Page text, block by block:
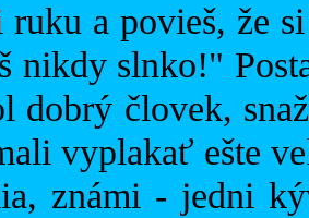
ruku a povieš, že
nikdy slnko!"
dobrý človek,
vyplakať ešte
známi - jedni